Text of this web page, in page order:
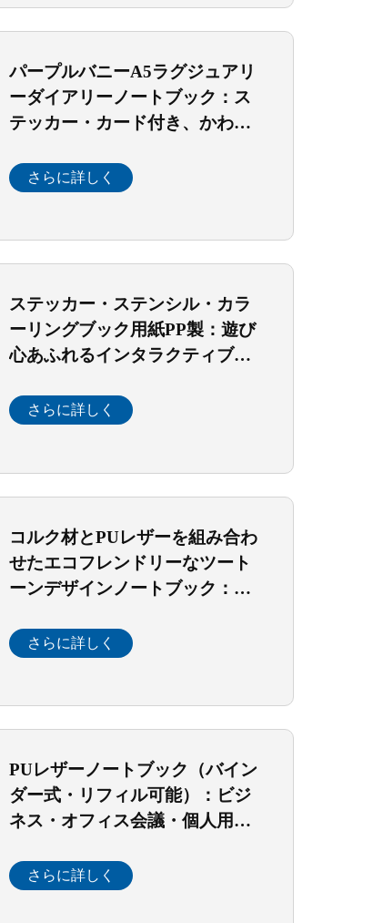
パープルバニーA5ラグジュアリ
ーダイアリーノートブック：ス
テッカー・カード付き、かわい
（女の子向けデイリージャーナ
さらに詳しく
ステッカー・ステンシル・カラ
ーリングブック用紙PP製：遊び
心あふれるインタラクティブギ
80枚・子供向けクリエイティブ
さらに詳しく
コルク材とPUレザーを組み合わ
せたエコフレンドリーなツート
ーンデザインノートブック：オ
リングに最適な持続可能なライ
ティング文房具
さらに詳しく
PUレザーノートブック（バイン
ダー式・リフィル可能）：ビジ
ネス・オフィス会議・個人用ジ
トでプロフェッショナルな文房
具
さらに詳しく